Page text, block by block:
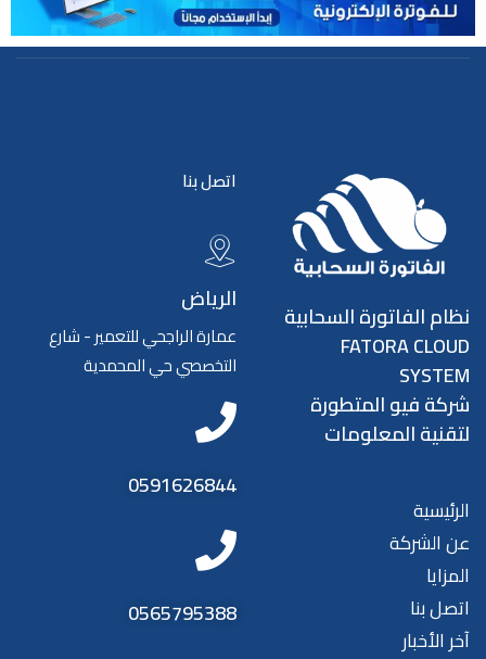
نظام الفاتورة السحابية
FATORA CLOUD
SYSTEM
شركة فيو المتطورة
لتقنية المعلومات
الرئيسية
عن الشركة
المزايا
اتصل بنا
آخر الأخبار
اتصل بنا
الرياض
عمارة الراجحي للتعمير - شارع
التخصصي حي المحمدية
0591626844
0565795388